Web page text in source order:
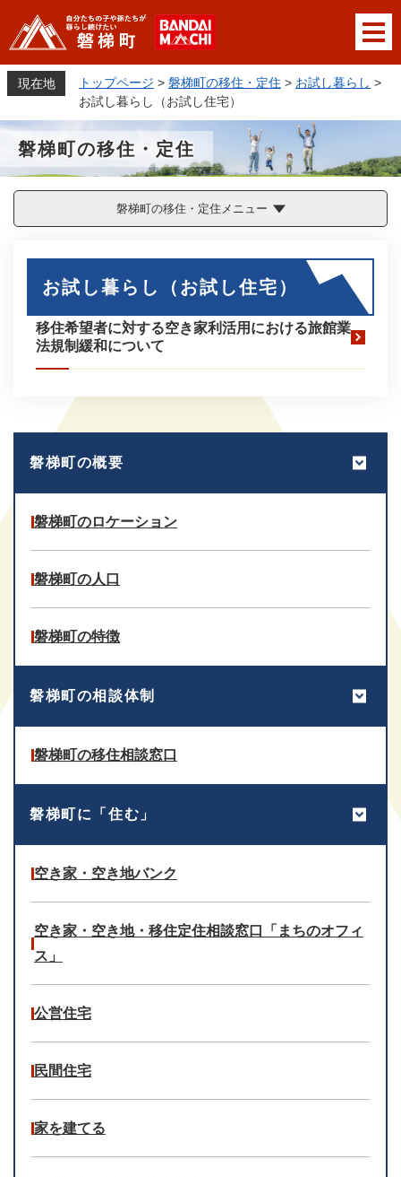
ジ
の
先
頭
メニューを飛ばして本文へ
現在地 トップページ > 磐梯町の移住・定住 > お試し暮らし >
お試し暮らし（お試し住宅）
磐梯町の移住・定住
磐梯町の移住・定住メニュー
お試し暮らし（お試し住宅）
移住希望者に対する空き家利活用における旅館業
法規制緩和について
磐梯町の概要
磐梯町のロケーション
磐梯町の人口
磐梯町の特徴
磐梯町の相談体制
磐梯町の移住相談窓口
磐梯町に「住む」
空き家・空き地バンク
空き家・空き地・移住定住相談窓口「まちのオフィ
ス」
公営住宅
民間住宅
家を建てる